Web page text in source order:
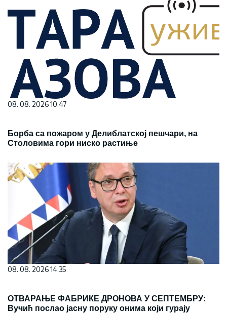
08. 08. 2026 10:47
Борба са пожаром у Делиблатској пешчари, на
Столовима гори ниско растиње
08. 08. 2026 14:35
ОТВАРАЊЕ ФАБРИКЕ ДРОНОВА У СЕПТЕМБРУ:
Вучић послао јасну поруку онима који гурају